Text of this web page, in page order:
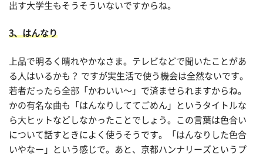
出す大学生もそうそういないですからね。
3、はんなり
上品で明るく晴れやかなさま。テレビなどで聞いたことがあ
る人はいるかも？ ですが実生活で使う機会は全然ないです。
若者だったら全部「かわいい〜」で済ませられますからね。
かの有名な曲も「はんなりしててごめん」というタイトルな
ら大ヒットなどしなかったことでしょう。この言葉は色合い
について話すときによく使うそうです。「はんなりした色合
いやなー」という感じで。あと、京都ハンナリーズというプ